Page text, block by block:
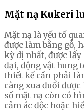
Mặt nạ Kukeri
Mặt nạ là yếu tố
được làm bằng gỗ,
kỳ dị nhất, được
đại, động vật hung
thiết kế cần phải
càng xua đuổi
số mặt nạ còn có
cảm ác độc hoặc